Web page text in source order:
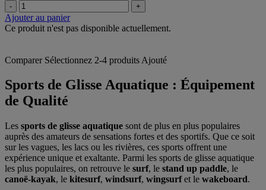
- +
Ajouter au panier
Ce produit n'est pas disponible actuellement.
Comparer Sélectionnez 2-4 produits Ajouté
Sports de Glisse Aquatique : Équipement
de Qualité
Les sports de glisse aquatique sont de plus en plus populaires
auprès des amateurs de sensations fortes et des sportifs. Que ce soit
sur les vagues, les lacs ou les rivières, ces sports offrent une
expérience unique et exaltante. Parmi les sports de glisse aquatique
les plus populaires, on retrouve le surf, le stand up paddle, le
canoë-kayak, le kitesurf, windsurf, wingsurfet le wakeboard.